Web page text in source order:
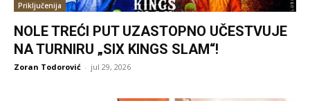
Priključenija
NOLE TREĆI PUT UZASTOPNO UČESTVUJE
NA TURNIRU „SIX KINGS SLAM“!
Zoran Todorović - jul 29, 2026